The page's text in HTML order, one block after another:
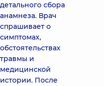
детального сбора
анамнеза. Врач
спрашивает о
симптомах,
обстоятельствах
травмы и
медицинской
истории. После